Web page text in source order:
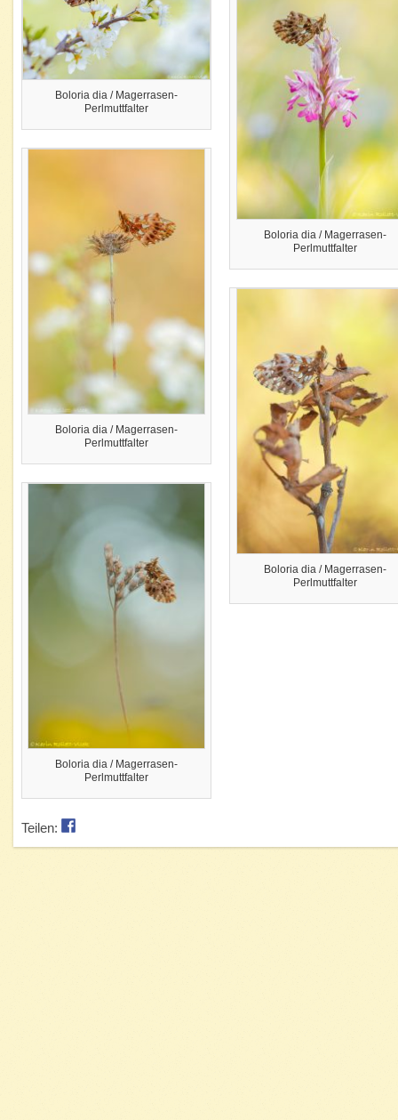
Boloria dia / Magerrasen-
Perlmuttfalter
Boloria dia / Magerrasen-
Perlmuttfalter
Boloria dia / Magerrasen-
Perlmuttfalter
Boloria dia / Magerrasen-
Perlmuttfalter
Boloria dia / Magerrasen-
Perlmuttfalter
Teilen: